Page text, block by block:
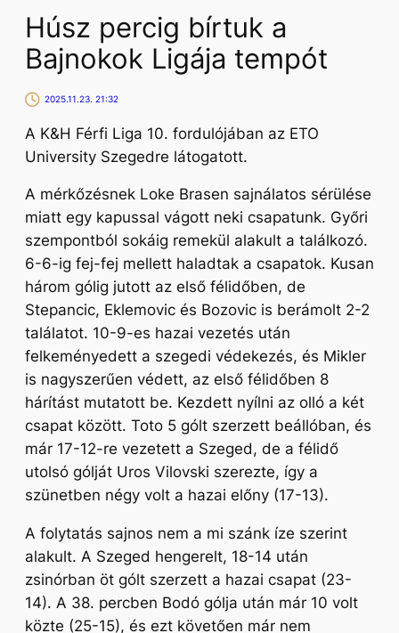
Húsz percig bírtuk a
Bajnokok Ligája tempót
2025.11.23. 21:32
A K&H Férfi Liga 10. fordulójában az ETO
University Szegedre látogatott.
A mérkőzésnek Loke Brasen sajnálatos sérülése
miatt egy kapussal vágott neki csapatunk. Győri
szempontból sokáig remekül alakult a találkozó.
6-6-ig fej-fej mellett haladtak a csapatok. Kusan
három gólig jutott az első félidőben, de
Stepancic, Eklemovic és Bozovic is berámolt 2-2
találatot. 10-9-es hazai vezetés után
felkeményedett a szegedi védekezés, és Mikler
is nagyszerűen védett, az első félidőben 8
hárítást mutatott be. Kezdett nyílni az olló a két
csapat között. Toto 5 gólt szerzett beállóban, és
már 17-12-re vezetett a Szeged, de a félidő
utolsó gólját Uros Vilovski szerezte, így a
szünetben négy volt a hazai előny (17-13).
A folytatás sajnos nem a mi szánk íze szerint
alakult. A Szeged hengerelt, 18-14 után
zsinórban öt gólt szerzett a hazai csapat (23-
14). A 38. percben Bodó gólja után már 10 volt
közte (25-15), és ezt követően már nem